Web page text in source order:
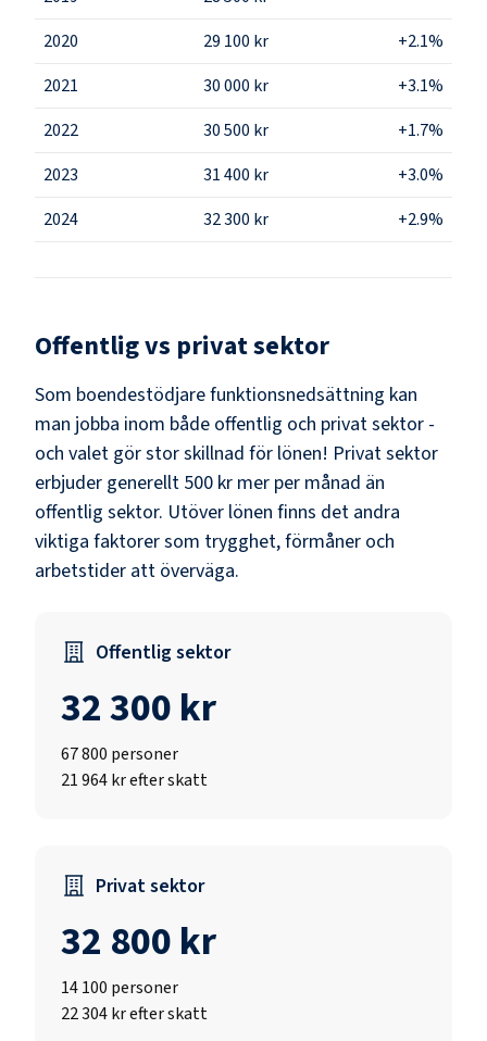
2020
29 100 kr
+2.1%
2021
30 000 kr
+3.1%
2022
30 500 kr
+1.7%
2023
31 400 kr
+3.0%
2024
32 300 kr +2.9%
Offentlig vs privat sektor
Som boendestödjare funktionsnedsättning kan
man jobba inom både offentlig och privat sektor -
och valet gör stor skillnad för lönen! Privat sektor
erbjuder generellt 500 kr mer per månad än
offentlig sektor. Utöver lönen finns det andra
viktiga faktorer som trygghet, förmåner och
arbetstider att överväga.
Offentlig sektor
32 300 kr
67 800 personer
21 964 kr efter skatt
Privat sektor
32 800 kr
14 100 personer
22 304 kr efter skatt